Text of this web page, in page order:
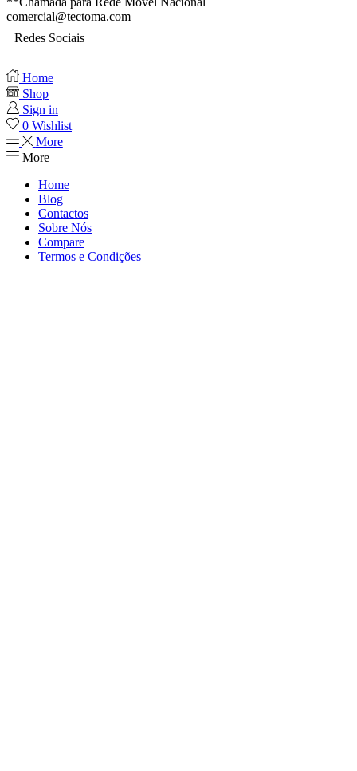
comercial@tectoma.com
Redes Sociais
Home
Shop
Sign in
0 Wishlist
More
More
Home
Blog
Contactos
Sobre Nós
Compare
Termos e Condições